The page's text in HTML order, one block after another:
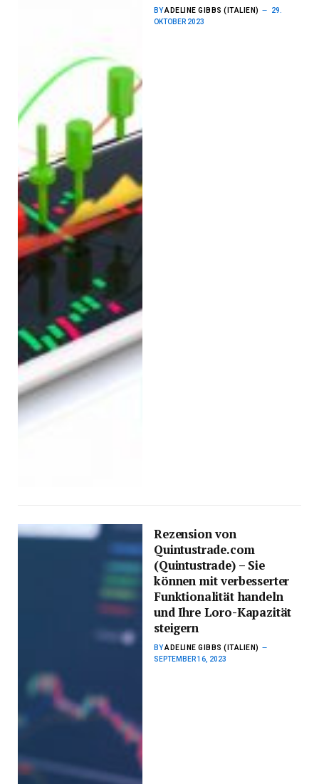
BYADELINE GIBBS (ITALIEN)
29.
OKTOBER 2023
Rezension von
Quintustrade.com
(Quintustrade) – Sie
können mit verbesserter
Funktionalität handeln
und Ihre Loro-Kapazität
steigern
BYADELINE GIBBS (ITALIEN)
SEPTEMBER 16, 2023